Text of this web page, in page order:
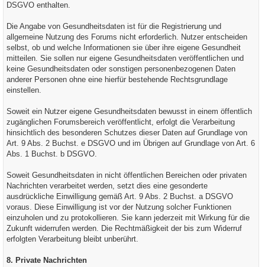
DSGVO enthalten.
Die Angabe von Gesundheitsdaten ist für die Registrierung und
allgemeine Nutzung des Forums nicht erforderlich. Nutzer entscheiden
selbst, ob und welche Informationen sie über ihre eigene Gesundheit
mitteilen. Sie sollen nur eigene Gesundheitsdaten veröffentlichen und
keine Gesundheitsdaten oder sonstigen personenbezogenen Daten
anderer Personen ohne eine hierfür bestehende Rechtsgrundlage
einstellen.
Soweit ein Nutzer eigene Gesundheitsdaten bewusst in einem öffentlich
zugänglichen Forumsbereich veröffentlicht, erfolgt die Verarbeitung
hinsichtlich des besonderen Schutzes dieser Daten auf Grundlage von
Art. 9 Abs. 2 Buchst. e DSGVO und im Übrigen auf Grundlage von Art. 6
Abs. 1 Buchst. b DSGVO.
Soweit Gesundheitsdaten in nicht öffentlichen Bereichen oder privaten
Nachrichten verarbeitet werden, setzt dies eine gesonderte
ausdrückliche Einwilligung gemäß Art. 9 Abs. 2 Buchst. a DSGVO
voraus. Diese Einwilligung ist vor der Nutzung solcher Funktionen
einzuholen und zu protokollieren. Sie kann jederzeit mit Wirkung für die
Zukunft widerrufen werden. Die Rechtmäßigkeit der bis zum Widerruf
erfolgten Verarbeitung bleibt unberührt.
8. Private Nachrichten